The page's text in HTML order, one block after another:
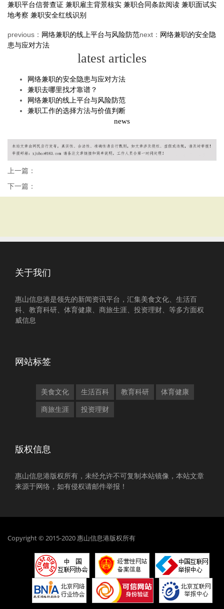
兼职平台信誉查证 兼职雇主背景核实 兼职合同条款阅读 兼职面试实
地考察 兼职安全红线识别
previous： 网络兼职的线上平台与风险防范next： 网络兼职的安全隐
患与应对方法
latest articles
网络兼职的安全隐患与应对方法
兼职去哪里找才靠谱？
网络兼职的线上平台与风险防范
兼职工作的选择方法与价值判断
news
上一篇：
下一篇：
关于我们
惠山信息港是领先的新闻资讯平台，汇集美食文化、生活百
科、教育科研、体育健康、商旅生涯、投资理财、等多方面权
威信息
网站标签
美食文化 生活百科 教育科研 体育健康
商旅生涯 投资理财
版权信息
惠山信息港版权所有，未经允许不可复制本站镜像，本站文章
来源于网络，如有侵权请邮件举报！
Copyright © 2015-2020 惠山信息港版权所有